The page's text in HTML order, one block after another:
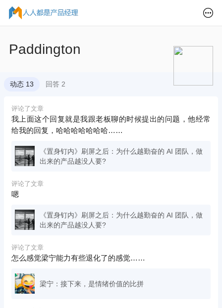
Paddington
动态 13 回答 2
评论了文章
我上面这个回复就是我跟老板聊的时候提出的问题，他经常
给我的回复，哈哈哈哈哈哈哈……
《置身钉内》刷屏之后：为什么越勤奋的 AI 团队，做
出来的产品越没人要?
评论了文章
嗯
《置身钉内》刷屏之后：为什么越勤奋的 AI 团队，做
出来的产品越没人要?
评论了文章
怎么感觉梁宁能力有些退化了的感觉……
梁宁：接下来，是情绪价值的比拼